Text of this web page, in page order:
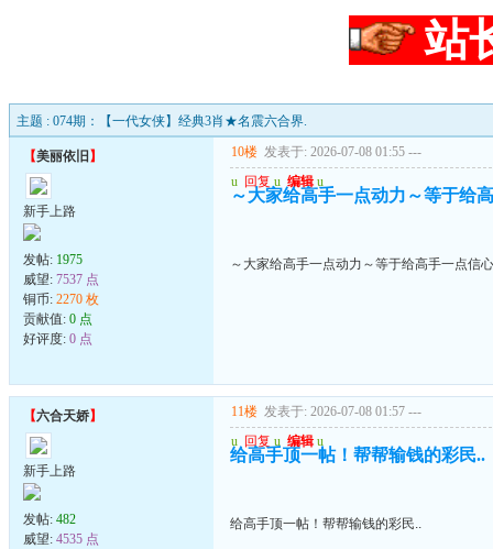
站
主题 : 074期：【一代女侠】经典3肖★名震六合界.
【美丽依旧 】
新手上路
发帖: 1975
威望: 7537 点
铜币: 2270 枚
贡献值: 0 点
好评度: 0 点
10楼 发表于: 2026-07-08 01:55 ---
u 回复 u 编辑 u
～大家给高手一点动力～等于给
～大家给高手一点动力～等于给高手一点信
【六合天娇】
新手上路
发帖: 482
威望: 4535 点
11楼 发表于: 2026-07-08 01:57 ---
u 回复 u 编辑 u
给高手顶一帖！帮帮输钱的彩民..
给高手顶一帖！帮帮输钱的彩民..